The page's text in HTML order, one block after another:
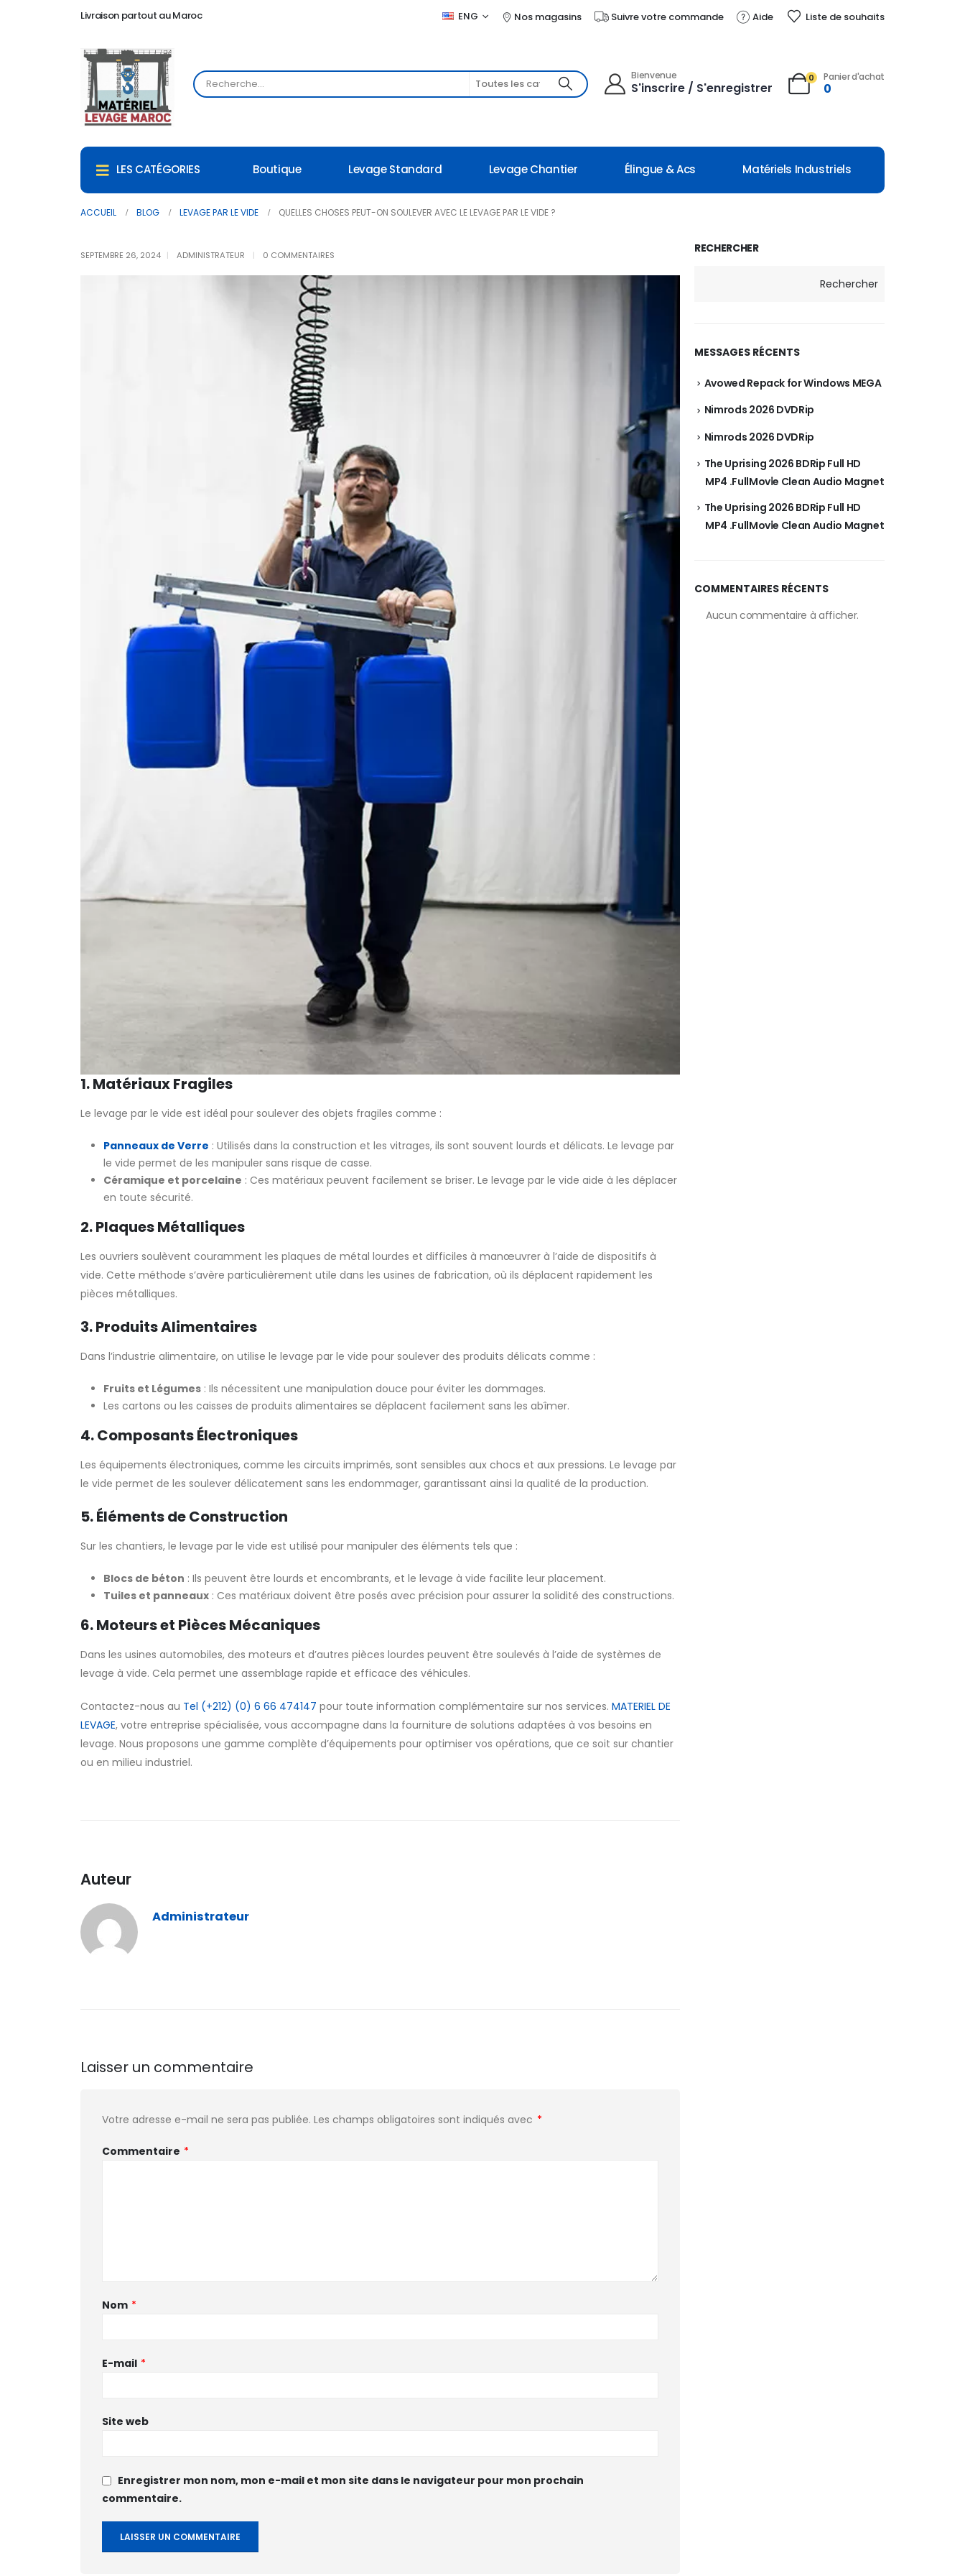
Livraison partout au Maroc ENG Nos magasins Suivre votre commande Aide Liste de souhaits
Bienvenue
S'inscrire / S'enregistrer
0 Panier d'achat
0
LES CATÉGORIES Boutique Levage Standard Levage Chantier Élingue & Acs Matériels Industriels
ACCUEIL BLOG LEVAGE PAR LE VIDE QUELLES CHOSES PEUT-ON SOULEVER AVEC LE LEVAGE PAR LE VIDE ?
SEPTEMBRE 26, 2024 ADMINISTRATEUR 0 COMMENTAIRES
1. Matériaux Fragiles
Le levage par le vide est idéal pour soulever des objets fragiles comme :
Panneaux de Verre : Utilisés dans la construction et les vitrages, ils sont souvent lourds et délicats. Le levage par
le vide permet de les manipuler sans risque de casse.
Céramique et porcelaine : Ces matériaux peuvent facilement se briser. Le levage par le vide aide à les déplacer
en toute sécurité.
2. Plaques Métalliques
Les ouvriers soulèvent couramment les plaques de métal lourdes et difficiles à manœuvrer à l’aide de dispositifs à
vide. Cette méthode s’avère particulièrement utile dans les usines de fabrication, où ils déplacent rapidement les
pièces métalliques.
3. Produits Alimentaires
Dans l’industrie alimentaire, on utilise le levage par le vide pour soulever des produits délicats comme :
Fruits et Légumes : Ils nécessitent une manipulation douce pour éviter les dommages.
Les cartons ou les caisses de produits alimentaires se déplacent facilement sans les abîmer.
4. Composants Électroniques
Les équipements électroniques, comme les circuits imprimés, sont sensibles aux chocs et aux pressions. Le levage par
le vide permet de les soulever délicatement sans les endommager, garantissant ainsi la qualité de la production.
5. Éléments de Construction
Sur les chantiers, le levage par le vide est utilisé pour manipuler des éléments tels que :
Blocs de béton : Ils peuvent être lourds et encombrants, et le levage à vide facilite leur placement.
Tuiles et panneaux : Ces matériaux doivent être posés avec précision pour assurer la solidité des constructions.
6. Moteurs et Pièces Mécaniques
Dans les usines automobiles, des moteurs et d’autres pièces lourdes peuvent être soulevés à l’aide de systèmes de
levage à vide. Cela permet une assemblage rapide et efficace des véhicules.
Contactez-nous au Tel (+212) (0) 6 66 474147 pour toute information complémentaire sur nos services. MATERIEL DE
LEVAGE, votre entreprise spécialisée, vous accompagne dans la fourniture de solutions adaptées à vos besoins en
levage. Nous proposons une gamme complète d’équipements pour optimiser vos opérations, que ce soit sur chantier
ou en milieu industriel.
Auteur
Administrateur
Laisser un commentaire
Votre adresse e-mail ne sera pas publiée. Les champs obligatoires sont indiqués avec *
Commentaire *
Nom *
E-mail *
Site web
Enregistrer mon nom, mon e-mail et mon site dans le navigateur pour mon prochain
commentaire.
RECHERCHER
Rechercher
MESSAGES RÉCENTS
Avowed Repack for Windows MEGA
Nimrods 2026 DVDRip
Nimrods 2026 DVDRip
The Uprising 2026 BDRip Full HD
MP4 .FullMov𝗂e Clean Audio Magnet
The Uprising 2026 BDRip Full HD
MP4 .FullMov𝗂e Clean Audio Magnet
COMMENTAIRES RÉCENTS
Aucun commentaire à afficher.